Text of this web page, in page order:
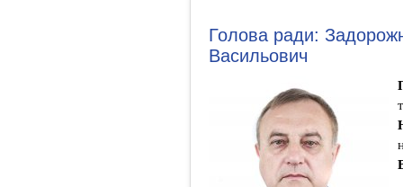
Голова ради:
Васильович